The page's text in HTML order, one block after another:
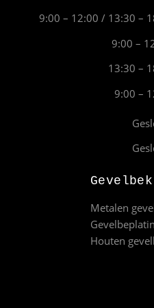
9:00 – 12:00 / 13:30 –
9:00 –
13:30 –
9:00 –
Metalen
Houten